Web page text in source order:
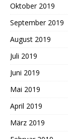
Oktober 2019
September 2019
August 2019
Juli 2019
Juni 2019
Mai 2019
April 2019
März 2019